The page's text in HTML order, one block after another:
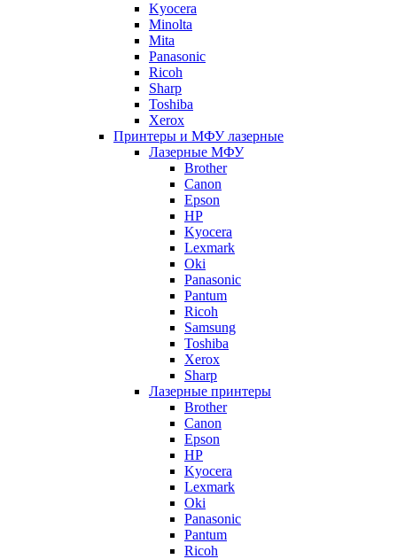
Kyocera
Minolta
Mita
Panasonic
Ricoh
Sharp
Toshiba
Xerox
Принтеры и МФУ лазерные
Лазерные МФУ
Brother
Canon
Epson
HP
Kyocera
Lexmark
Oki
Panasonic
Pantum
Ricoh
Samsung
Toshiba
Xerox
Sharp
Лазерные принтеры
Brother
Canon
Epson
HP
Kyocera
Lexmark
Oki
Panasonic
Pantum
Ricoh